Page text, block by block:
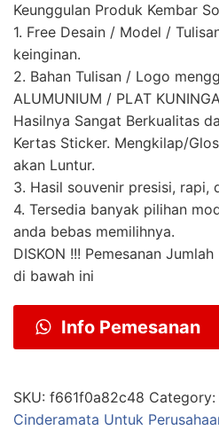
Keunggulan Produk Kembar
1. Free Desain / Model /
keinginan.
2. Bahan Tulisan / Logo
ALUMUNIUM / PLAT
Hasilnya Sangat Berkualitas
Kertas Sticker. Mengkilap/
akan Luntur.
3. Hasil souvenir presisi, rapi,
4. Tersedia banyak pilihan
anda bebas memilihnya.
DISKON !!! Pemesanan
di bawah ini
Info Pemesanan
SKU: f661f0a82c48 Category:
Cinderamata Untuk